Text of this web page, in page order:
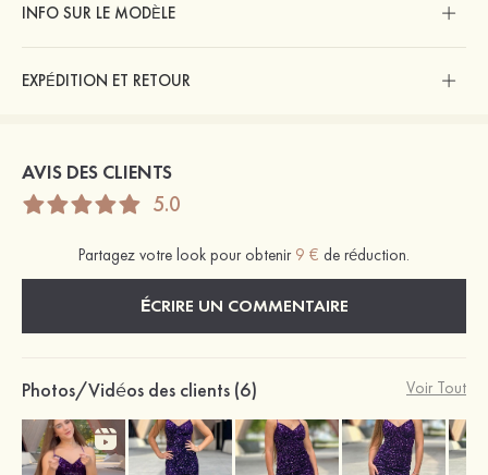
INFO SUR LE MODÈLE
EXPÉDITION ET RETOUR
AVIS DES CLIENTS
5.0
Partagez votre look pour obtenir 9 € de réduction.
ÉCRIRE UN COMMENTAIRE
Photos/Vidéos des clients (6) Voir Tout